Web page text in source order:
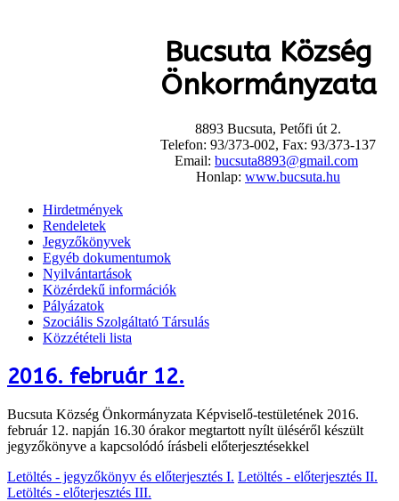
Bucsuta Község
Önkormányzata
8893 Bucsuta, Petőfi út 2.
Telefon: 93/373-002, Fax: 93/373-137
Email: bucsuta8893@gmail.com
Honlap: www.bucsuta.hu
Hirdetmények
Rendeletek
Jegyzőkönyvek
Egyéb dokumentumok
Nyilvántartások
Közérdekű információk
Pályázatok
Szociális Szolgáltató Társulás
Közzétételi lista
2016. február 12.
Bucsuta Község Önkormányzata Képviselő-testületének 2016.
február 12. napján 16.30 órakor megtartott nyílt üléséről készült
jegyzőkönyve a kapcsolódó írásbeli előterjesztésekkel
Letöltés - jegyzőkönyv és előterjesztés I. Letöltés - előterjesztés II.
Letöltés - előterjesztés III.